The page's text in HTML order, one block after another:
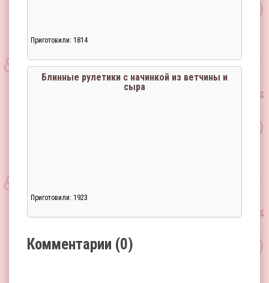
Загрузка...
Приготовили: 1814
Блинные рулетики с начинкой из ветчины и
сыра
Приготовили: 1923
Комментарии (0)